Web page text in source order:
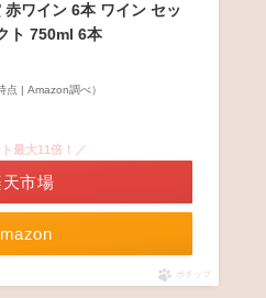
ワイン 6本 ワイン セッ
ト 750ml 6本
点 | Amazon調べ）
最大11倍！／
市場
ポチップ